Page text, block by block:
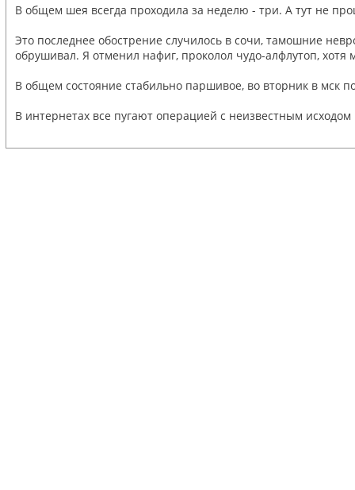
В общем шея всегда проходила за неделю - три. А тут не
Это последнее обострение случилось в сочи, тамошние
обрушивал. Я отменил нафиг, проколол чудо-алфлутоп, хотя
В общем состояние стабильно паршивое, во вторник в мск
В интернетах все пугают операцией с неизвестным